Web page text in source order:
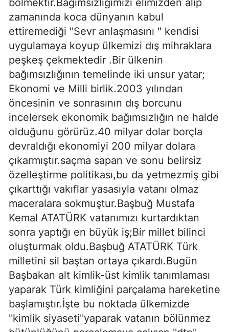
bölmektir.Bağımsızlığımızı elimizden alıp
zamanında koca dünyanın kabul
ettiremediği ''Sevr anlaşmasını '' kendisi
uygulamaya koyup ülkemizi dış mihraklara
peşkeş çekmektedir .Bir ülkenin
bağımsızlığının temelinde iki unsur yatar;
Ekonomi ve Milli birlik.2003 yılından
öncesinin ve sonrasının dış borcunu
incelersek ekonomik bağımsızlığın ne halde
olduğunu görürüz.40 milyar dolar borçla
devraldığı ekonomiyi 200 milyar dolara
çıkarmıştır.saçma sapan ve sonu belirsiz
özelleştirme politikası,bu da yetmezmiş gibi
çıkarttığı vakıflar yasasıyla vatanı olmaz
maceralara sokmuştur.Başbuğ Mustafa
Kemal ATATÜRK vatanımızı kurtardıktan
sonra yaptığı en büyük iş;Bir millet bilinci
oluşturmak oldu.Başbuğ ATATÜRK Türk
milletini sil baştan ortaya çıkardı.Bugün
Başbakan alt kimlik-üst kimlik tanımlaması
yaparak Türk kimliğini parçalama hareketine
başlamıştır.İşte bu noktada ülkemizde
''kimlik siyaseti''yaparak vatanın bölünmez